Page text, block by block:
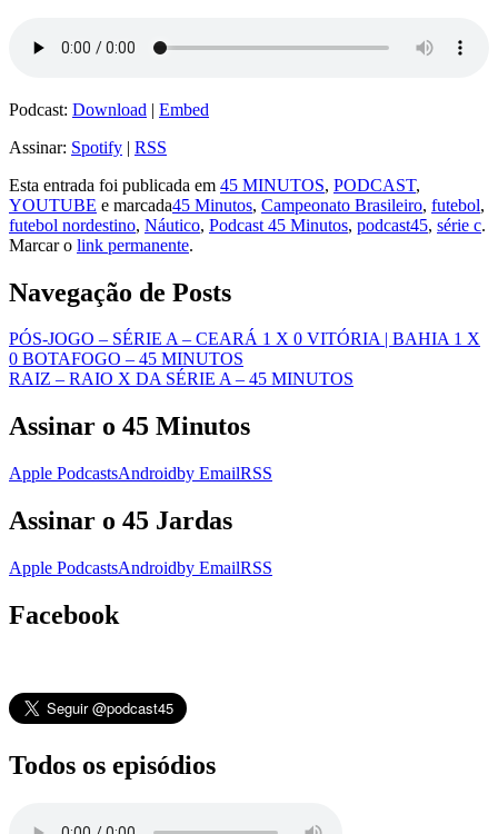
Podcast: Download | Embed
Assinar: Spotify | RSS
Esta entrada foi publicada em 45 MINUTOS, PODCAST,
YOUTUBE e marcada45 Minutos, Campeonato Brasileiro, futebol,
futebol nordestino, Náutico, Podcast 45 Minutos, podcast45, série c.
Marcar o link permanente.
Navegação de Posts
PÓS-JOGO – SÉRIE A – CEARÁ 1 X 0 VITÓRIA | BAHIA 1 X
0 BOTAFOGO – 45 MINUTOS
RAIZ – RAIO X DA SÉRIE A – 45 MINUTOS
Assinar o 45 Minutos
Apple PodcastsAndroidby EmailRSS
Assinar o 45 Jardas
Apple PodcastsAndroidby EmailRSS
Facebook
Todos os episódios